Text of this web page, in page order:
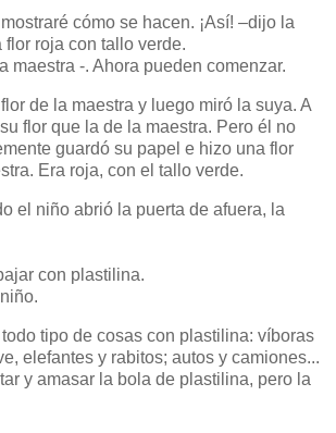
cómo se hacen. ¡Así! –dijo la
flor roja con tallo verde.
maestra -. Ahora pueden comenzar.
de la maestra y luego miró la suya. A
flor que la de la maestra. Pero él no
guardó su papel e hizo una flor
Era roja, con el tallo verde.
el niño abrió la puerta de afuera, la
con plastilina.
tipo de cosas con plastilina: víboras
elefantes y rabitos; autos y camiones...
y amasar la bola de plastilina, pero la